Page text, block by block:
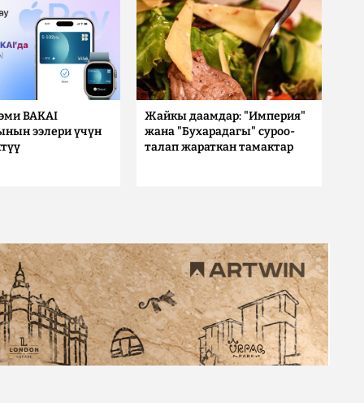
BAKAI
ээлери үчүн
Жайкы даамдар: "Империя"
жана "Бухарадагы" суроо-
талап жараткан тамактар